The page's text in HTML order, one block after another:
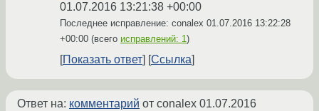
01.07.2016 13:21:38 +00:00
Последнее исправление: conalex 01.07.2016 13:22:28
+00:00 (всего исправлений: 1)
Показать ответ Ссылка
Ответ на: комментарий от conalex 01.07.2016